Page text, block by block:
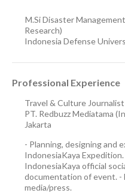
M.Si Disaster
Research)
Indonesia Defense
Professional Experience
Travel & Culture Journalist
PT. Redbuzz Mediatama
Jakarta
- Planning, designing and
IndonesiaKaya
IndonesiaKaya official
documentation of event.
media/press.